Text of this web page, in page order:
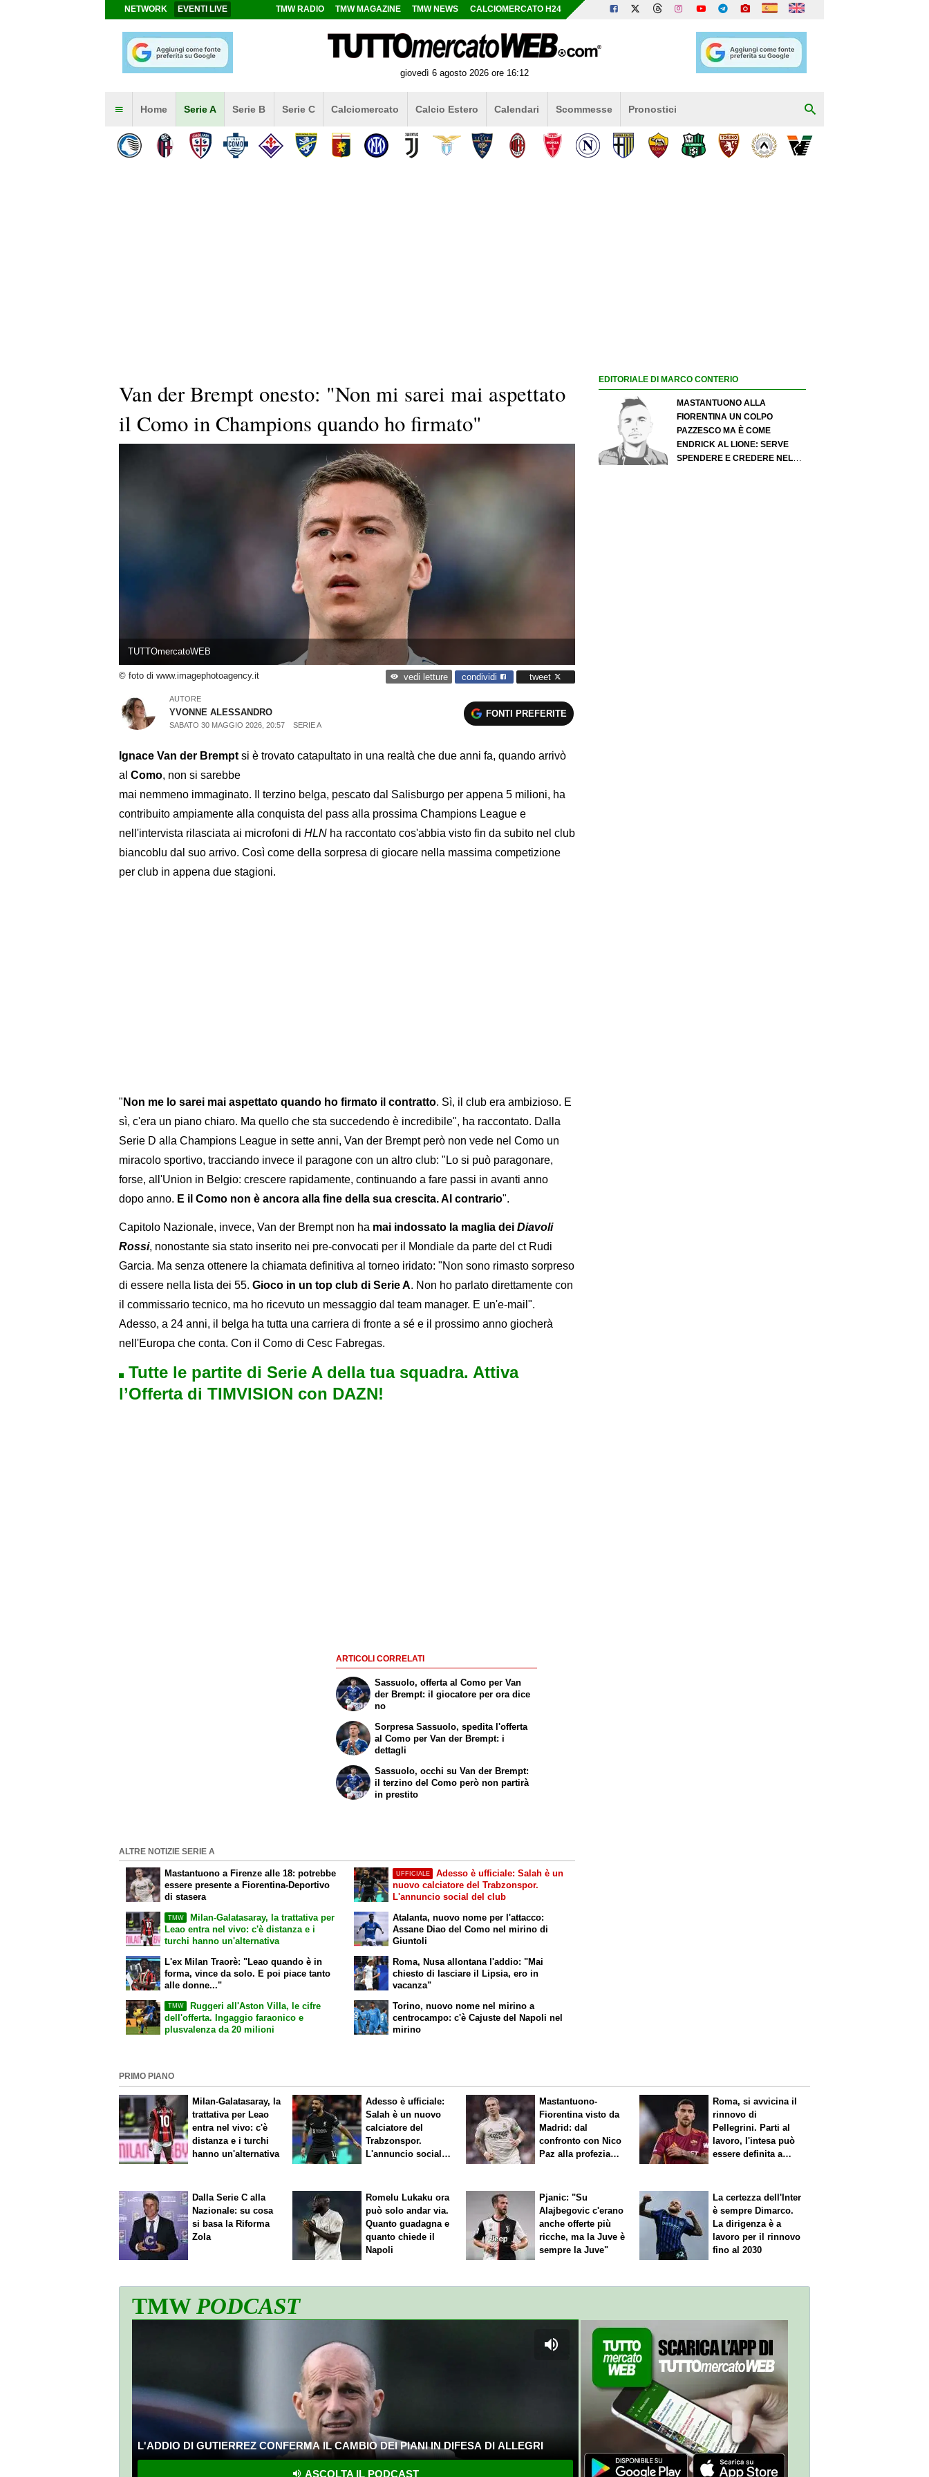
NETWORK EVENTI LIVE TMW RADIO TMW MAGAZINE TMW NEWS CALCIOMERCATO H24
giovedì 6 agosto 2026 ore 16:12
Home Serie A Serie B Serie C Calciomercato Calcio Estero Calendari Scommesse Pronostici
Van der Brempt onesto: "Non mi sarei mai aspettato
il Como in Champions quando ho firmato"
TUTTOmercatoWEB
© foto di www.imagephotoagency.it vedi letture condividi tweet
AUTORE
YVONNE ALESSANDRO
SABATO 30 MAGGIO 2026, 20:57 SERIE A
FONTI PREFERITE
Ignace Van der Brempt si è trovato catapultato in una realtà che due anni fa, quando arrivò
al Como, non si sarebbe
mai nemmeno immaginato. Il terzino belga, pescato dal Salisburgo per appena 5 milioni, ha
contribuito ampiamente alla conquista del pass alla prossima Champions League e
nell'intervista rilasciata ai microfoni di HLN ha raccontato cos'abbia visto fin da subito nel club
biancoblu dal suo arrivo. Così come della sorpresa di giocare nella massima competizione
per club in appena due stagioni.
" Non me lo sarei mai aspettato quando ho firmato il contratto. Sì, il club era ambizioso. E
sì, c'era un piano chiaro. Ma quello che sta succedendo è incredibile", ha raccontato. Dalla
Serie D alla Champions League in sette anni, Van der Brempt però non vede nel Como un
miracolo sportivo, tracciando invece il paragone con un altro club: "Lo si può paragonare,
forse, all'Union in Belgio: crescere rapidamente, continuando a fare passi in avanti anno
dopo anno. E il Como non è ancora alla fine della sua crescita. Al contrario".
Capitolo Nazionale, invece, Van der Brempt non ha mai indossato la maglia dei Diavoli
Rossi, nonostante sia stato inserito nei pre-convocati per il Mondiale da parte del ct Rudi
Garcia. Ma senza ottenere la chiamata definitiva al torneo iridato: "Non sono rimasto sorpreso
di essere nella lista dei 55. Gioco in un top club di Serie A. Non ho parlato direttamente con
il commissario tecnico, ma ho ricevuto un messaggio dal team manager. E un'e-mail".
Adesso, a 24 anni, il belga ha tutta una carriera di fronte a sé e il prossimo anno giocherà
nell'Europa che conta. Con il Como di Cesc Fabregas.
Tutte le partite di Serie A della tua squadra. Attiva
l’Offerta di TIMVISION con DAZN!
ARTICOLI CORRELATI
Sassuolo, offerta al Como per Van
der Brempt: il giocatore per ora dice
no
Sorpresa Sassuolo, spedita l'offerta
al Como per Van der Brempt: i
dettagli
Sassuolo, occhi su Van der Brempt:
il terzino del Como però non partirà
in prestito
ALTRE NOTIZIE SERIE A
Mastantuono a Firenze alle 18: potrebbe
essere presente a Fiorentina-Deportivo
di stasera
TMW
Milan-Galatasaray, la trattativa per
Leao entra nel vivo: c'è distanza e i
turchi hanno un'alternativa
UFFICIALE
Adesso è ufficiale: Salah è un
nuovo calciatore del Trabzonspor.
L'annuncio social del club
Atalanta, nuovo nome per l'attacco:
Assane Diao del Como nel mirino di
Giuntoli
L'ex Milan Traorè: "Leao quando è in
forma, vince da solo. E poi piace tanto
alle donne..."
TMW
Ruggeri all'Aston Villa, le cifre
dell'offerta. Ingaggio faraonico e
plusvalenza da 20 milioni
Roma, Nusa allontana l'addio: "Mai
chiesto di lasciare il Lipsia, ero in
vacanza"
Torino, nuovo nome nel mirino a
centrocampo: c'è Cajuste del Napoli nel
mirino
EDITORIALE DI MARCO CONTERIO
MASTANTUONO ALLA
FIORENTINA UN COLPO
PAZZESCO MA È COME
ENDRICK AL LIONE: SERVE
SPENDERE E CREDERE NELLO
PRIMO PIANO
Milan-Galatasaray, la
trattativa per Leao
entra nel vivo: c'è
distanza e i turchi
hanno un'alternativa
Adesso è ufficiale:
Salah è un nuovo
calciatore del
Trabzonspor.
L'annuncio social
Mastantuono-
Fiorentina visto da
Madrid: dal
confronto con Nico
Paz alla profezia
Roma, si avvicina il
rinnovo di
Pellegrini. Parti al
lavoro, l'intesa può
essere definita a
Dalla Serie C alla
Nazionale: su cosa
si basa la Riforma
Zola
Romelu Lukaku ora
può solo andar via.
Quanto guadagna e
quanto chiede il
Napoli
Pjanic: "Su
Alajbegovic c'erano
anche offerte più
ricche, ma la Juve è
sempre la Juve"
La certezza dell'Inter
è sempre Dimarco.
La dirigenza è a
lavoro per il rinnovo
fino al 2030
TMWPODCAST
L'ADDIO DI GUTIERREZ CONFERMA IL CAMBIO DEI PIANI IN DIFESA DI ALLEGRI
ASCOLTA IL PODCAST